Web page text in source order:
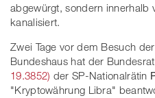
abgewürgt, sondern innerhalb
kanalisiert.
Zwei Tage vor dem Besuch
Bundeshaus hat der
19.3852) der SP-Nationalrätin
"Kryptowährung Libra"